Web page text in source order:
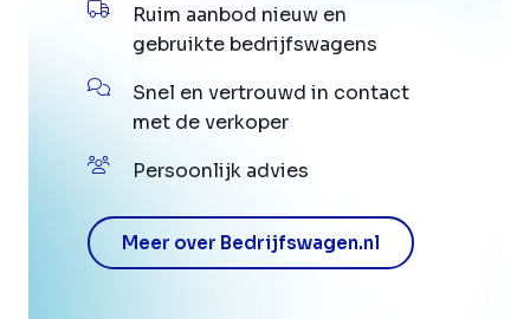
Ruim aanbod nieuw en
gebruikte bedrijfswagens
Snel en vertrouwd in contact
met de verkoper
Persoonlijk advies
Meer over Bedrijfswagen.nl